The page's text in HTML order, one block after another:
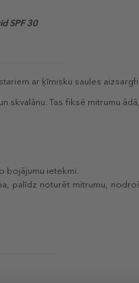
SPF 30
ar ķīmisku saules
skvalānu. Tas fiksē mitrumu
bojājumu ietekmi.
palīdz noturēt mitrumu,